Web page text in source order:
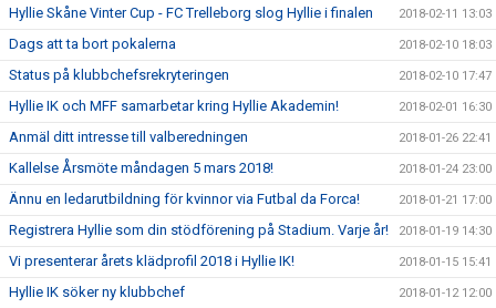
Hyllie Skåne Vinter Cup - FC Trelleborg slog Hyllie i finalen 2018-02-11 13:03
Dags att ta bort pokalerna 2018-02-10 18:03
Status på klubbchefsrekryteringen 2018-02-10 17:47
Hyllie IK och MFF samarbetar kring Hyllie Akademin! 2018-02-01 16:30
Anmäl ditt intresse till valberedningen 2018-01-26 22:41
Kallelse Årsmöte måndagen 5 mars 2018! 2018-01-24 23:00
Ännu en ledarutbildning för kvinnor via Futbal da Forca! 2018-01-21 17:00
Registrera Hyllie som din stödförening på Stadium. Varje år! 2018-01-19 14:30
Vi presenterar årets klädprofil 2018 i Hyllie IK! 2018-01-15 15:41
Hyllie IK söker ny klubbchef 2018-01-12 12:00